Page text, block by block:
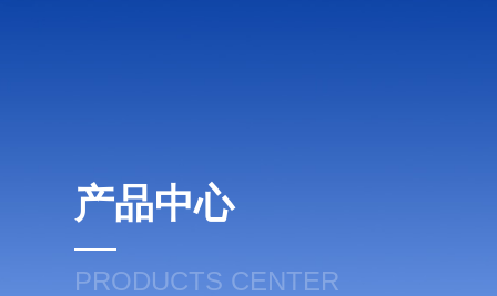
产品中心
PRODUCTS CENTER